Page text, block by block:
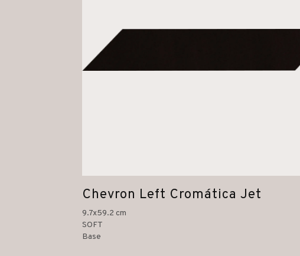
Chevron Left Cromática Jet
9.7x59.2 cm
SOFT
Base